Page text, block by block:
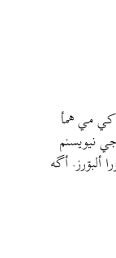
مي همأ
نيويسنم
ألبۊرز. أگه